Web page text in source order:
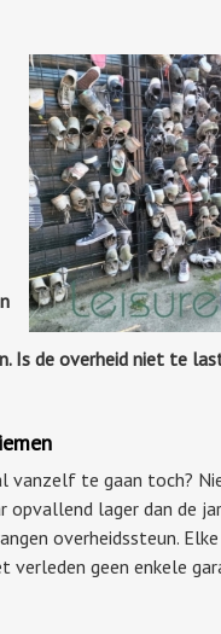
de overheid niet te
te gaan toch?
lager dan de
overheidssteun.
geen enkele